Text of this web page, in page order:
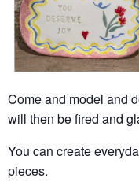
Come and model and
will then be fired and
You can create
pieces.